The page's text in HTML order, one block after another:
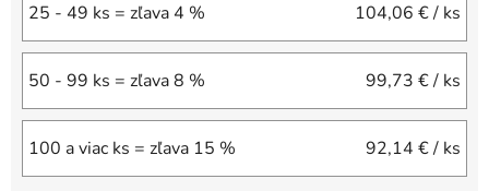
25 - 49 ks = zľava 4 % 104,06 €/ ks
50 - 99 ks = zľava 8 % 99,73 €/ ks
100 a viac ks = zľava 15 % 92,14 €/ ks